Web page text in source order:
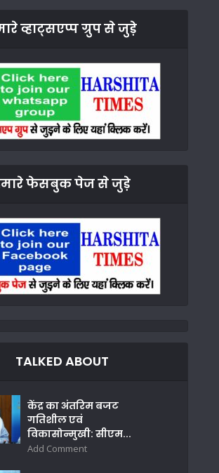
व्हाट्सएप्प ग्रुप से जुड़े
फेसबुक पेज से जुड़े
TALKED ABOUT
केंद्र का अंतरिम बजट
गतिशील एवं
विकासोन्मुखी: सीएम...
Add Comment